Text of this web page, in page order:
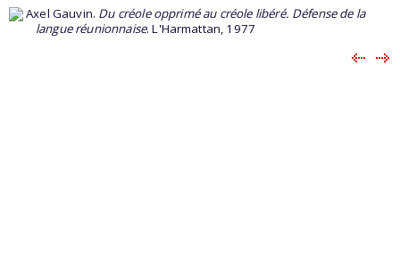
Axel Gauvin. Du créole opprimé au créole libéré. Défense de la
langue réunionnaise. L'Harmattan, 1977